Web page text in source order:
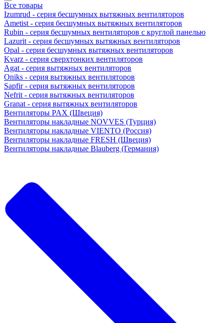
Все товары
Izumrud - серия бесшумных вытяжных вентиляторов
Ametist - серия бесшумных вытяжных вентиляторов
Rubin - серия бесшумных вентиляторов с круглой панелью
Lazurit - серия бесшумных вытяжных вентиляторов
Opal - серия бесшумных вытяжных вентиляторов
Kvarz - серия сверхтонких вентиляторов
Agat - серия вытяжных вентиляторов
Oniks - серия вытяжных вентиляторов
Sapfir - серия вытяжных вентиляторов
Nefrit - серия вытяжных вентиляторов
Granat - серия вытяжных вентиляторов
Вентиляторы PAX (Швеция)
Вентиляторы накладные NOVVES (Турция)
Вентиляторы накладные VIENTO (Россия)
Вентиляторы накладные FRESH (Швеция)
Вентиляторы накладные Blauberg (Германия)